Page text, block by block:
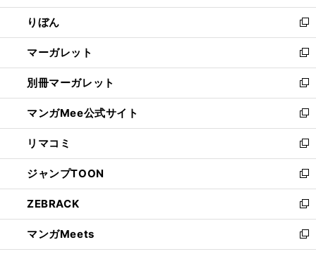
開
く
ウ
で
開
く
ン
ド
ウ
で
開
く
ウ
ィ
ン
ド
ウ
で
開
く
りぼん
新
し
い
ウ
ィ
ン
ド
ウ
で
開
く
マーガレット
新
し
い
ウ
ィ
ン
ド
ウ
で
開
く
別冊マーガレット
新
し
い
ウ
ィ
ン
ド
ウ
で
開
く
マンガMee公式サイト
新
し
い
ウ
ィ
ン
ド
ウ
で
開
リマコミ
新
し
い
ウ
ィ
ン
ド
ウ
ジャンプTOON
新
し
い
ウ
ィ
ン
ZEBRACK
新
し
い
ウ
マンガMeets
新